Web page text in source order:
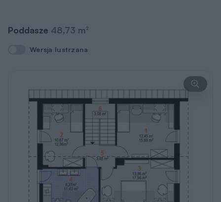
Poddasze 48,73 m2
Wersja lustrzana
Wersja lustrzana